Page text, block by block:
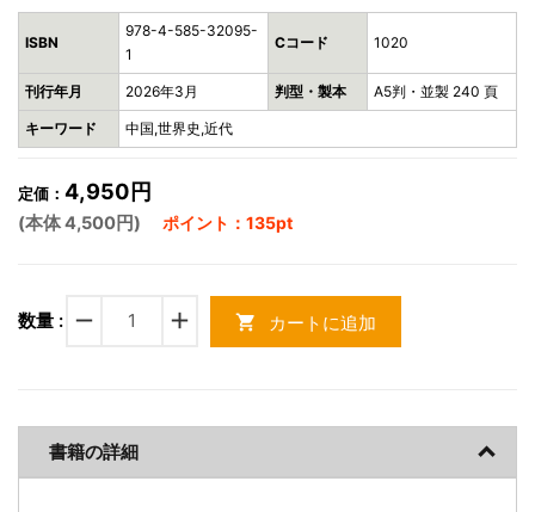
ISBN
978-4-585-32095-
1
Cコード 1020
刊行年月 2026年3月 判型・製本 A5判・並製 240 頁
キーワード 中国,世界史,近代
定価： 4,950円
(本体 4,500円) ポイント：135pt
数量 : remove add shopping_cart カートに追加
書籍の詳細